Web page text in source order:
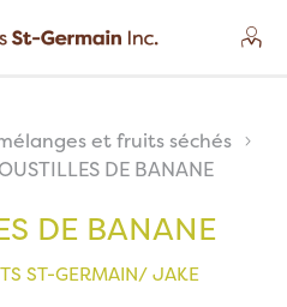
et fruits séchés
DE BANANE
DE BANANE
ST-GERMAIN/ JAKE